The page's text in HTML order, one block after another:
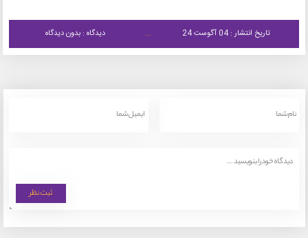
تاریخ انتشار : 04 آگوست 24 دیدگاه : بدون دیدگاه